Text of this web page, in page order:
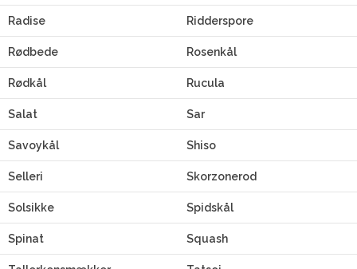
Radise Ridderspore
Rødbede Rosenkål
Rødkål Rucula
Salat Sar
Savoykål Shiso
Selleri Skorzonerod
Solsikke Spidskål
Spinat Squash